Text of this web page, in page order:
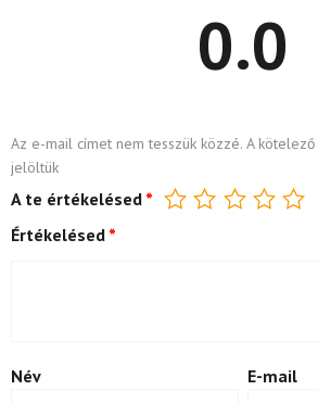
0.0
Az e-mail címet nem tesszük közzé. A
jelöltük
A te értékelésed *
Értékelésed *
Név E-mail